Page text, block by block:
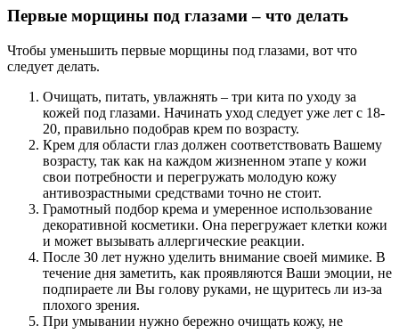
Первые морщины под глазами – что делать
Чтобы уменьшить первые морщины под глазами, вот что
следует делать.
Очищать, питать, увлажнять – три кита по уходу за
кожей под глазами. Начинать уход следует уже лет с 18-
20, правильно подобрав крем по возрасту.
Крем для области глаз должен соответствовать Вашему
возрасту, так как на каждом жизненном этапе у кожи
свои потребности и перегружать молодую кожу
антивозрастными средствами точно не стоит.
Грамотный подбор крема и умеренное использование
декоративной косметики. Она перегружает клетки кожи
и может вызывать аллергические реакции.
После 30 лет нужно уделить внимание своей мимике. В
течение дня заметить, как проявляются Ваши эмоции, не
подпираете ли Вы голову руками, не щуритесь ли из-за
плохого зрения.
При умывании нужно бережно очищать кожу, не